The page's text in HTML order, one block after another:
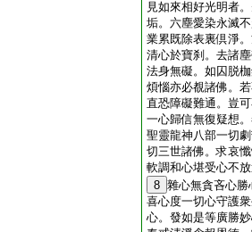
見如來相好光明者
垢。六塵愛染永滅
業累既除表裏倶淨
清心於寶刹。去諸
法身無礙。如囚脱
煩惱亦必覩諸佛。
直恐障礙難通。豈
一心歸信無復疑想
聖靈龍神八部一切
切三世諸佛。求哀
軟調和心堪受心不
8 雜心無貪吝心
喜心度一切心守護
心。發如是等廣勝